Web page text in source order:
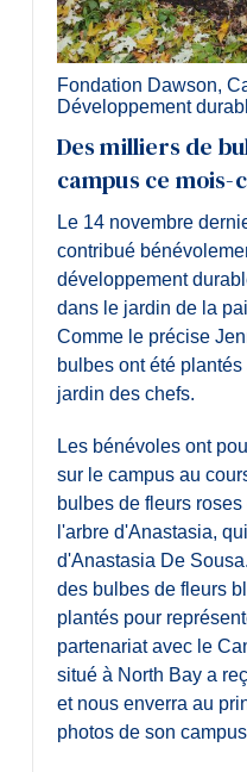
Fondation Dawson,
Développement
Des milliers de
campus ce mois-
Le 14 novembre
contribué
développement
dans le jardin de la
Comme le précise
bulbes ont été
jardin des chefs.
Les bénévoles ont
sur le campus au
bulbes de fleurs
l'arbre d'Anastasia,
d'Anastasia De
des bulbes de fleurs
plantés pour
partenariat avec le
situé à North Bay a
et nous enverra au
photos de son